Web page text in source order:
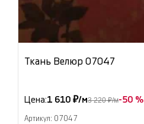
Ткань Велюр 07047
Цена:1 610 ₽/м3 220 ₽/м-50 %
Артикул: 07047